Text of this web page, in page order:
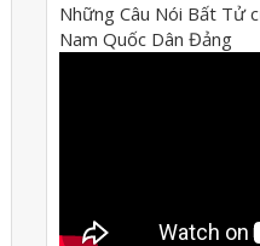
Những Câu Nói Bất Tử
Nam Quốc Dân Đảng